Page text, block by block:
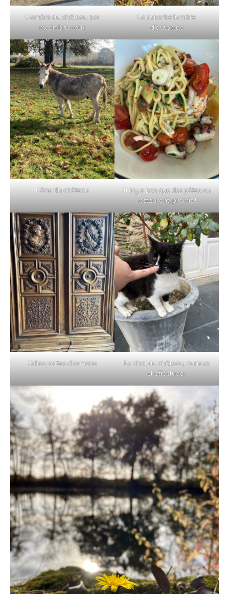
L’arrière du château par
matin brumeux
La superbe lumière
d’automne
L’âne du château
Il n’y a pas que des pâtes au
restaurant, promis !
Jolies portes d’armoire
Le chat du château, curieux
et affectueux